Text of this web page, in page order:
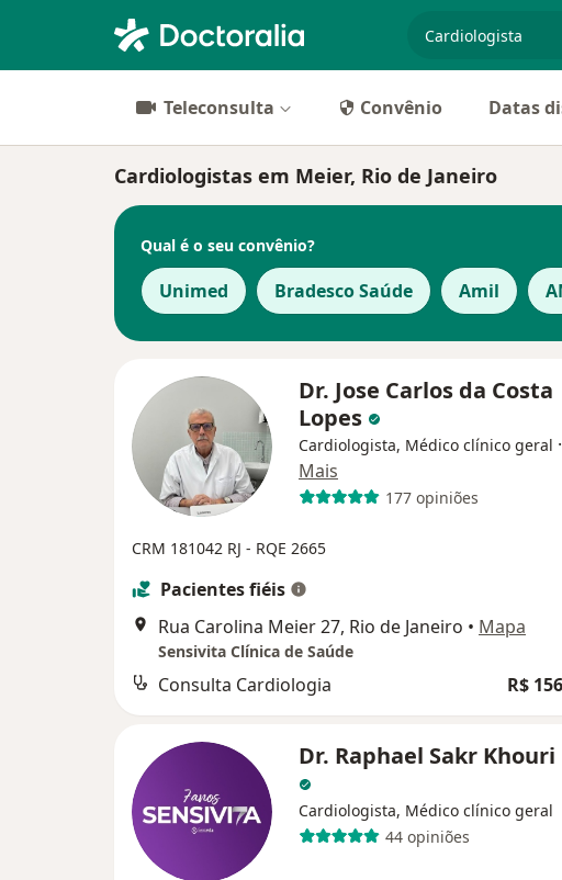
Teleconsulta Convênio Datas
Cardiologistas em Meier, Rio de Janeiro
Qual é o seu convênio?
Unimed Bradesco Saúde Amil
Dr. Jose Carlos da Costa
Lopes
Cardiologista, Médico clínico geral ·
Mais
177 opiniões
CRM 181042 RJ - RQE 2665
Pacientes fiéis
Rua Carolina Meier 27, Rio de Janeiro • Mapa
Sensivita Clínica de Saúde
Consulta Cardiologia R$ 156
Dr. Raphael Sakr Khouri
Cardiologista, Médico clínico geral
44 opiniões